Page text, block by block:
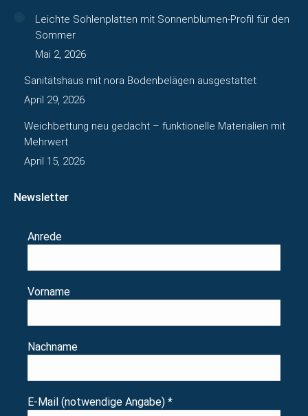
Leichte Sohlenplatten mit Sonnenblumen-Profil für den
Sommer
Mai 2, 2026
Sanitätshaus mit nora Bodenbelägen ausgestattet
April 29, 2026
Weichbettung neu gedacht – funktionelle Materialien mit
Mehrwert
April 15, 2026
Newsletter
Anrede
Vorname
Nachname
E-Mail (notwendige Angabe) *